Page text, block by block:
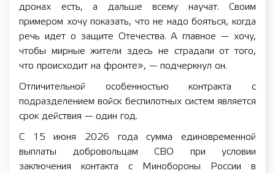
дронах есть, а дальше всему научат. Своим
примером хочу показать, что не надо бояться, когда
речь идет о защите Отечества. А главное — хочу,
чтобы мирные жители здесь не страдали от того,
что происходит на фронте», — подчеркнул он.
Отличительной особенностью контракта с
подразделением войск беспилотных систем является
срок действия — один год.
С 15 июня 2026 года сумма единовременной
выплаты добровольцам СВО при условии
заключения контакта с Минобороны России в